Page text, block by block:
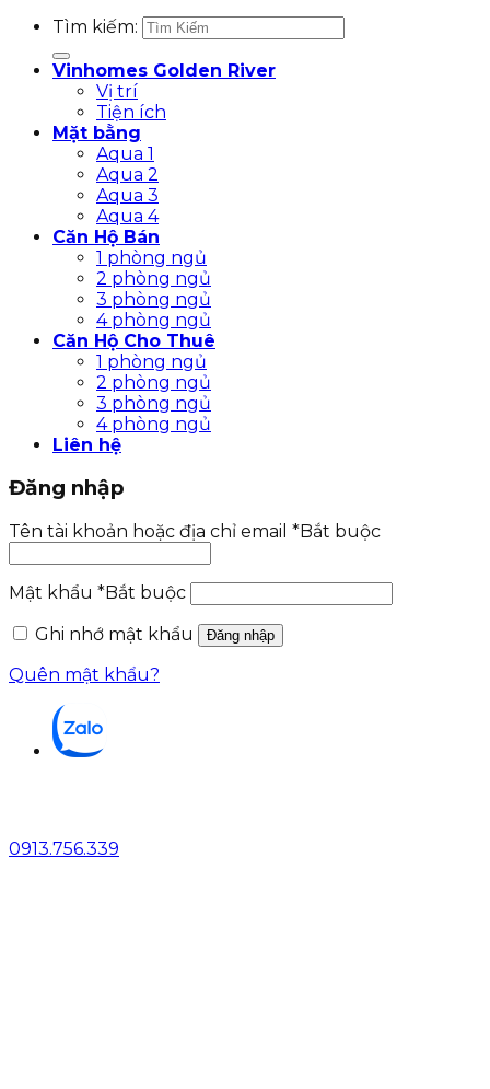
Tìm kiếm:
Vinhomes Golden River
Vị trí
Tiện ích
Mặt bằng
Aqua 1
Aqua 2
Aqua 3
Aqua 4
Căn Hộ Bán
1 phòng ngủ
2 phòng ngủ
3 phòng ngủ
4 phòng ngủ
Căn Hộ Cho Thuê
1 phòng ngủ
2 phòng ngủ
3 phòng ngủ
4 phòng ngủ
Liên hệ
Đăng nhập
Tên tài khoản hoặc địa chỉ email *Bắt buộc
Mật khẩu *Bắt buộc
Ghi nhớ mật khẩu
Đăng nhập
Quên mật khẩu?
0913.756.339